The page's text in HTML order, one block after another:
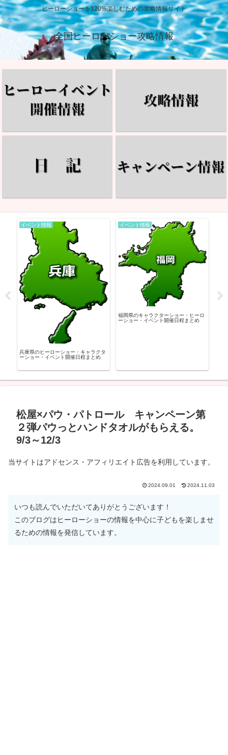
ヒーローショーを120%楽しむための攻略情報サイト
全国ヒーローショー攻略情報
イベント情報
神奈川県のキャラクターショー・ヒー
ローショー・イベント開催日程まとめ
イベント情報
新潟県のキャラクターショー・ヒーロ
ーショー・イベント開催日程まとめ
松屋×パウ・パトロール キャンペーン第
２弾パウっとハンドタオルがもらえる。
9/3～12/3
当サイトはアドセンス・アフィリエイト広告を利用しています。
2024.09.01 2024.11.03
いつも読んでいただいてありがとうございます！
このブログはヒーローショーの情報を中心に子どもを楽しませ
るための情報を発信しています。